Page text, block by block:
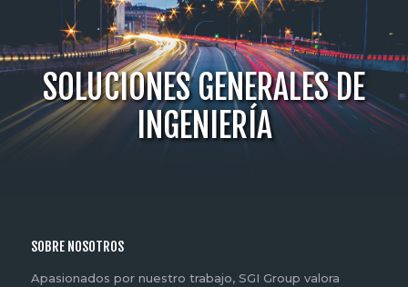
SOLUCIONES GENERALES DE
INGENIERÍA
SOBRE NOSOTROS
Apasionados por nuestro trabajo, SGI Group valora